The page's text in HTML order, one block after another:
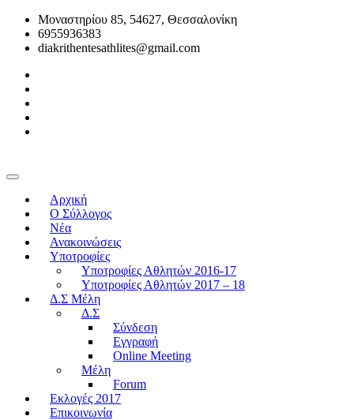
Μοναστηρίου 85, 54627, Θεσσαλονίκη
6955936383
diakrithentesathlites@gmail.com
Αρχική
O Σύλλογος
Νέα
Ανακοινώσεις
Υποτροφίες
Υποτροφίες Αθλητών 2016-17
Υποτροφίες Αθλητών 2017 – 18
Δ.Σ Μέλη
Δ.Σ
Σύνδεση
Εγγραφή
Online Meeting
Μέλη
Forum
Εκλογές 2017
Επικοινωνία